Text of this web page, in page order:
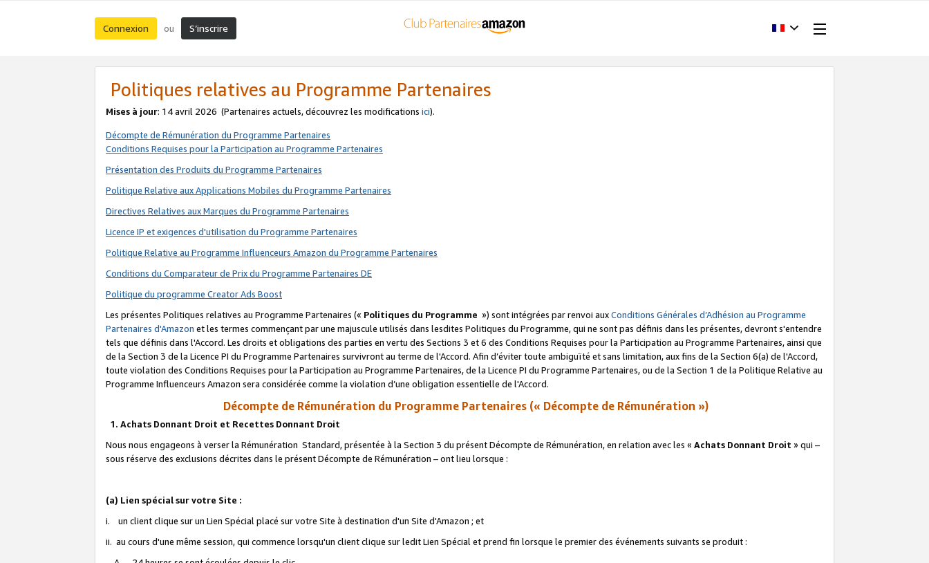
Connexion ou S’inscrire
Politiques relatives au Programme Partenaires
Mises à jour: 14 avril 2026 (Partenaires actuels, découvrez les modifications ici).
Décompte de Rémunération du Programme Partenaires
Conditions Requises pour la Participation au Programme Partenaires
Présentation des Produits du Programme Partenaires
Politique Relative aux Applications Mobiles du Programme Partenaires
Directives Relatives aux Marques du Programme Partenaires
Licence IP et exigences d'utilisation du Programme Partenaires
Politique Relative au Programme Influenceurs Amazon du Programme Partenaires
Conditions du Comparateur de Prix du Programme Partenaires DE
Politique du programme Creator Ads Boost
Les présentes Politiques relatives au Programme Partenaires (« Politiques du Programme ») sont intégrées par renvoi auxConditions Générales d’Adhésion au Programme
Partenaires d'Amazon et les termes commençant par une majuscule utilisés dans lesdites Politiques du Programme, qui ne sont pas définis dans les présentes, devront s'entendre
tels que définis dans l'Accord. Les droits et obligations des parties en vertu des Sections 3 et 6 des Conditions Requises pour la Participation au Programme Partenaires, ainsi que
de la Section 3 de la Licence PI du Programme Partenaires survivront au terme de l'Accord. Afin d’éviter toute ambiguïté et sans limitation, aux fins de la Section 6(a) de l'Accord,
toute violation des Conditions Requises pour la Participation au Programme Partenaires, de la Licence PI du Programme Partenaires, ou de la Section 1 de la Politique Relative au
Programme Influenceurs Amazon sera considérée comme la violation d’une obligation essentielle de l'Accord.
Décompte de Rémunération du Programme Partenaires (« Décompte de Rémunération »)
1. Achats Donnant Droit et Recettes Donnant Droit
Nous nous engageons à verser la Rémunération Standard, présentée à la Section 3 du présent Décompte de Rémunération, en relation avec les « Achats Donnant Droit » qui –
sous réserve des exclusions décrites dans le présent Décompte de Rémunération – ont lieu lorsque :
(a) Lien spécial sur votre Site :
i. un client clique sur un Lien Spécial placé sur votre Site à destination d'un Site d'Amazon ; et
ii. au cours d'une même session, qui commence lorsqu'un client clique sur ledit Lien Spécial et prend fin lorsque le premier des événements suivants se produit :